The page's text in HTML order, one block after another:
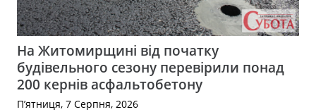
На Житомирщині від початку
будівельного сезону перевірили понад
200 кернів асфальтобетону
П’ятниця, 7 Серпня, 2026